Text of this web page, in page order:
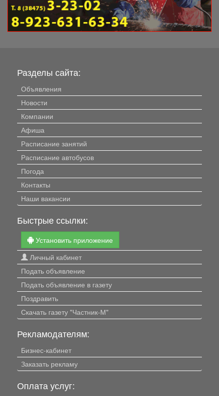
Разделы сайта:
Объявления
Новости
Компании
Афиша
Расписание занятий
Расписание автобусов
Погода
Контакты
Наши вакансии
Быстрые ссылки:
Установить приложение
Личный кабинет
Подать объявление
Подать объявление в газету
Поздравить
Скачать газету "Частник-М"
Рекламодателям:
Бизнес-кабинет
Заказать рекламу
Оплата услуг: